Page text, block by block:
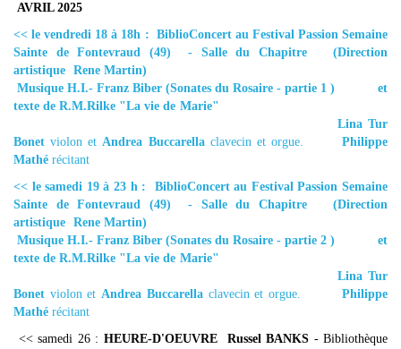
AVRIL 2025
<< le vendredi 18 à 18h : BiblioConcert au Festival Passion Semaine
Sainte de Fontevraud (49) - Salle du Chapitre (Direction
artistique Rene Martin)
Musique H.I.- Franz Biber (Sonates du Rosaire - partie 1 ) et
texte de R.M.Rilke "La vie de Marie"
Lina Tur
Bonetviolon etAndrea Buccarella clavecin et orgue.Philippe
Mathé récitant
<< le samedi 19 à 23 h : BiblioConcert au Festival Passion Semaine
Sainte de Fontevraud (49) - Salle du Chapitre (Direction
artistique Rene Martin)
Musique H.I.- Franz Biber (Sonates du Rosaire - partie 2 ) et
texte de R.M.Rilke "La vie de Marie"
Lina Tur
Bonet violon etAndrea Buccarella clavecin et orgue.Philippe
Mathé récitant
<< samedi 26 : HEURE-D'OEUVRE Russel BANKS - Bibliothèque